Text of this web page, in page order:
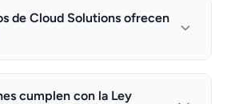
de Cloud Solutions ofrecen
cumplen con la Ley